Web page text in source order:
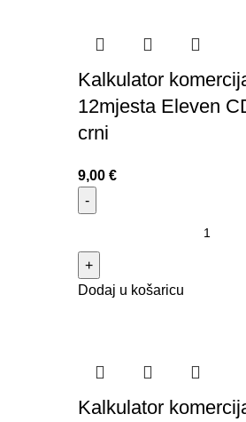
Kalkulator
12mjesta Eleven
crni
9,00 €
Dodaj u košaricu
Kalkulator